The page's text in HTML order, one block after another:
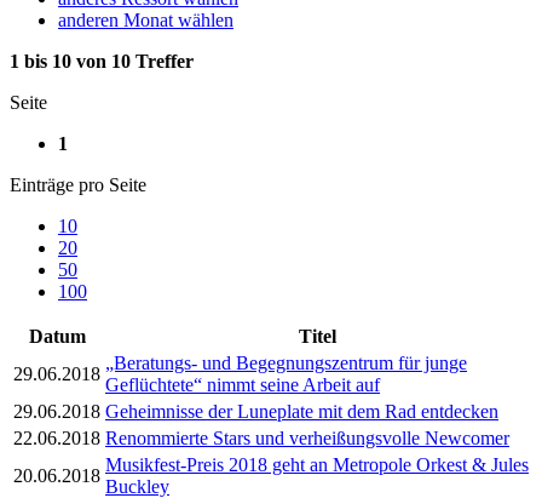
anderen Monat wählen
1 bis 10 von 10 Treffer
Seite
1
Einträge pro Seite
10
20
50
100
Datum
Titel
29.06.2018
„Beratungs- und Begegnungszentrum für junge
Geflüchtete“ nimmt seine Arbeit auf
29.06.2018 Geheimnisse der Luneplate mit dem Rad entdecken
22.06.2018 Renommierte Stars und verheißungsvolle Newcomer
20.06.2018
Musikfest-Preis 2018 geht an Metropole Orkest & Jules
Buckley